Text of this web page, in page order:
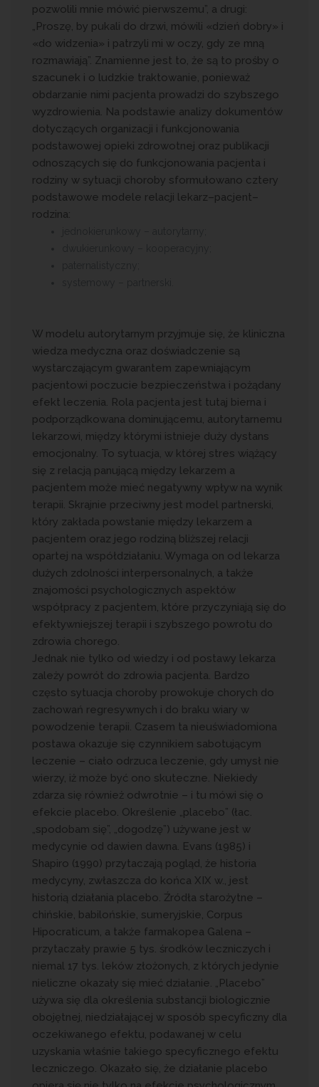
pozwolili mnie mówić pierwszemu”, a drugi:
„Proszę, by pukali do drzwi, mówili «dzień dobry» i
«do widzenia» i patrzyli mi w oczy, gdy ze mną
rozmawiają”. Znamienne jest to, że są to prośby o
szacunek i o ludzkie traktowanie, ponieważ
obdarzanie nimi pacjenta prowadzi do szybszego
wyzdrowienia. Na podstawie analizy dokumentów
dotyczących organizacji i funkcjonowania
podstawowej opieki zdrowotnej oraz publikacji
odnoszących się do funkcjonowania pacjenta i
rodziny w sytuacji choroby sformułowano cztery
podstawowe modele relacji lekarz–pacjent–
rodzina:
W modelu autorytarnym przyjmuje się, że kliniczna
wiedza medyczna oraz doświadczenie są
wystarczającym gwarantem zapewniającym
pacjentowi poczucie bezpieczeństwa i pożądany
efekt leczenia. Rola pacjenta jest tutaj bierna i
podporządkowana dominującemu, autorytarnemu
lekarzowi, między którymi istnieje duży dystans
emocjonalny. To sytuacja, w której stres wiążący
się z relacją panującą między lekarzem a
pacjentem może mieć negatywny wpływ na wynik
terapii. Skrajnie przeciwny jest model partnerski,
który zakłada powstanie między lekarzem a
pacjentem oraz jego rodziną bliższej relacji
opartej na współdziałaniu. Wymaga on od lekarza
dużych zdolności interpersonalnych, a także
znajomości psychologicznych aspektów
współpracy z pacjentem, które przyczyniają się do
efektywniejszej terapii i szybszego powrotu do
zdrowia chorego.
Jednak nie tylko od wiedzy i od postawy lekarza
zależy powrót do zdrowia pacjenta. Bardzo
często sytuacja choroby prowokuje chorych do
zachowań regresywnych i do braku wiary w
powodzenie terapii. Czasem ta nieuświadomiona
postawa okazuje się czynnikiem sabotującym
leczenie – ciało odrzuca leczenie, gdy umysł nie
wierzy, iż może być ono skuteczne. Niekiedy
zdarza się również odwrotnie – i tu mówi się o
efekcie placebo. Określenie „placebo” (łac.
„spodobam się”, „dogodzę”) używane jest w
medycynie od dawien dawna. Evans (1985) i
Shapiro (1990) przytaczają pogląd, że historia
medycyny, zwłaszcza do końca XIX w., jest
historią działania placebo. Źródła starożytne –
chińskie, babilońskie, sumeryjskie, Corpus
Hipocraticum, a także farmakopea Galena –
przytaczały prawie 5 tys. środków leczniczych i
niemal 17 tys. leków złożonych, z których jedynie
nieliczne okazały się mieć działanie. „Placebo”
używa się dla określenia substancji biologicznie
obojętnej, niedziałającej w sposób specyficzny dla
oczekiwanego efektu, podawanej w celu
uzyskania właśnie takiego specyficznego efektu
leczniczego. Okazało się, że działanie placebo